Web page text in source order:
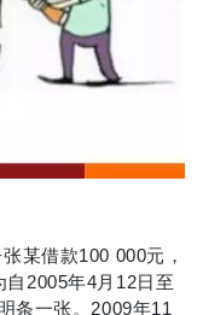
某借款100 000元，
2005年4月12日至
条一张。2009年11